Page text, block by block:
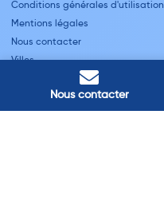
Nous contacter
Conditions générales d'utilisation
Mentions légales
Nous contacter
Villes
Nos adresses